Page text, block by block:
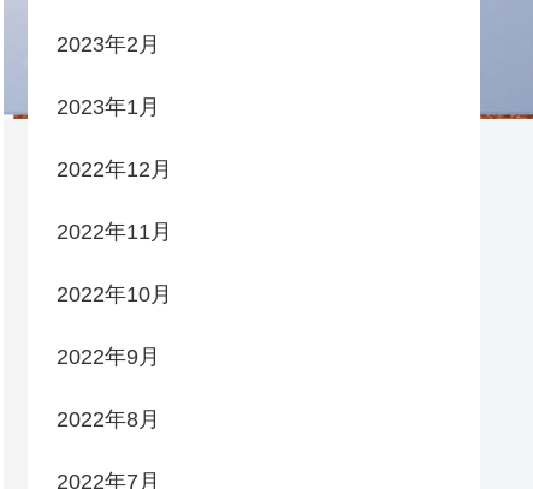
2023年2月
2023年1月
2022年12月
2022年11月
2022年10月
2022年9月
2022年8月
2022年7月